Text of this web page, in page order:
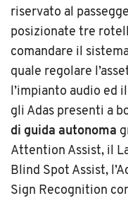
riservato al
posizionate tre
comandare il
quale regolare
l’impianto audio ed
gli Adas presenti a
di guida autonoma
Attention Assist, il
Blind Spot Assist,
Sign Recognition